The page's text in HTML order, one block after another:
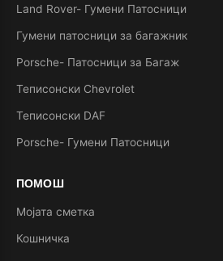
Land Rover- Гумени Патосници
Гумени патосници за багажник
Porsche- Патосници за Багаж
Теписонски Chevrolet
Теписонски DAF
Porsche- Гумени Патосници
ПОМОШ
Мојата сметка
Кошничка